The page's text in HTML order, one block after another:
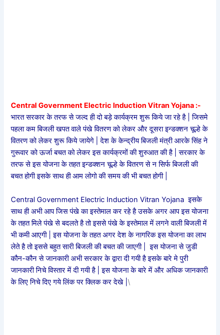
Central Government Electric Induction Vitran Yojana :-
भारत सरकार के तरफ से जल्द ही दो बड़े कार्यक्रम शुरू किये जा रहे है | जिसमे
पहला कम बिजली खपत वाले पंखे वितरण को लेकर और दूसरा इन्डक्शन चूल्हे के
वितरण को लेकर शुरू किये जायेगे | देश के केन्द्रीय बिजली मंत्री आरके सिंह ने
गुरूवार को ऊर्जा बचत को लेकर इस कार्यक्रमों की शुरुआत की है | सरकार के
तरफ से इस योजना के तहत इन्डक्शन चूल्हे के वितरण से न सिर्फ बिजली की
बचत होगी इसके साथ ही आम लोगो की समय की भी बचत होगी |
Central Government Electric Induction Vitran Yojana इसके
साथ ही अभी आप जिस पंखे का इस्तेमाल कर रहे है उसके अगर आप इस योजना
के तहत मिले पंखे से बदलते है तो इससे पंखे के इस्तेमाल में लगने वाली बिजली में
भी कमी आएगी | इस योजना के तहत अगर देश के नागरिक इस योजना का लाभ
लेते है तो इससे बहुत सारी बिजली की बचत की जाएगी | इस योजना से जुडी
कौन-कौन से जानकारी अभी सरकार के द्वारा दी गयी है इसके बारे मे पुरी
जानकारी निचे विस्तार में दी गयी है | इस योजना के बारे में और अधिक जानकारी
के लिए निचे दिए गये लिंक पर क्लिक कर देखे |\